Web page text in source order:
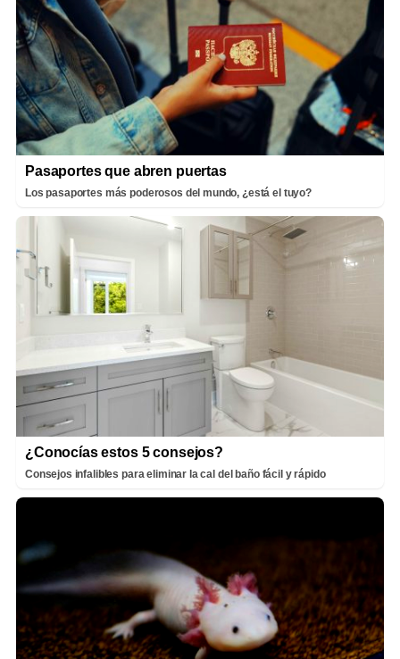
Pasaportes que abren puertas
Los pasaportes más poderosos del mundo, ¿está el tuyo?
¿Conocías estos 5 consejos?
Consejos infalibles para eliminar la cal del baño fácil y rápido